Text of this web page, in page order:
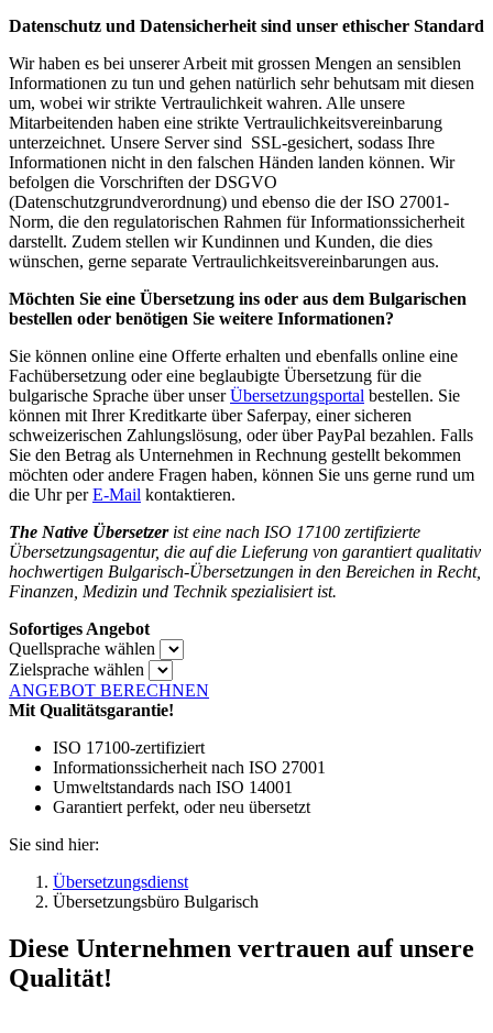
Datenschutz und Datensicherheit sind unser ethischer Standard
Wir haben es bei unserer Arbeit mit grossen Mengen an sensiblen
Informationen zu tun und gehen natürlich sehr behutsam mit diesen
um, wobei wir strikte Vertraulichkeit wahren. Alle unsere
Mitarbeitenden haben eine strikte Vertraulichkeitsvereinbarung
unterzeichnet. Unsere Server sind SSL-gesichert, sodass Ihre
Informationen nicht in den falschen Händen landen können. Wir
befolgen die Vorschriften der DSGVO
(Datenschutzgrundverordnung) und ebenso die der ISO 27001-
Norm, die den regulatorischen Rahmen für Informationssicherheit
darstellt. Zudem stellen wir Kundinnen und Kunden, die dies
wünschen, gerne separate Vertraulichkeitsvereinbarungen aus.
Möchten Sie eine Übersetzung ins oder aus dem Bulgarischen
bestellen oder benötigen Sie weitere Informationen?
Sie können online eine Offerte erhalten und ebenfalls online eine
Fachübersetzung oder eine beglaubigte Übersetzung für die
bulgarische Sprache über unserÜbersetzungsportal bestellen. Sie
können mit Ihrer Kreditkarte über Saferpay, einer sicheren
schweizerischen Zahlungslösung, oder über PayPal bezahlen. Falls
Sie den Betrag als Unternehmen in Rechnung gestellt bekommen
möchten oder andere Fragen haben, können Sie uns gerne rund um
die Uhr perE-Mail kontaktieren.
The Native Übersetzerist eine nach ISO 17100 zertifizierte
Übersetzungsagentur, die auf die Lieferung von garantiert qualitativ
hochwertigen Bulgarisch-Übersetzungen in den Bereichen in Recht,
Finanzen, Medizin und Technik spezialisiert ist.
Sofortiges Angebot
Quellsprache wählen
Zielsprache wählen
ANGEBOT BERECHNEN
Mit Qualitätsgarantie!
ISO 17100-zertifiziert
Informationssicherheit nach ISO 27001
Umweltstandards nach ISO 14001
Garantiert perfekt, oder neu übersetzt
Sie sind hier:
Übersetzungsdienst
Übersetzungsbüro Bulgarisch
Diese Unternehmen vertrauen auf unsere
Qualität!